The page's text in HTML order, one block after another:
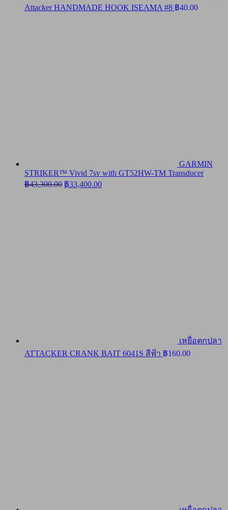
Attacker HANDMADE HOOK ISEAMA #8 ฿40.00
GARMIN
STRIKER™ Vivid 7sv with GT52HW-TM Transducer
฿43,300.00 Original
price
฿33,400.00Current
price
เหยื่อตกปลา
ATTACKER CRANK BAIT 6041S สีฟ้า ฿160.00